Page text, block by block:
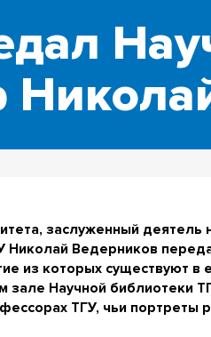
заслуженный
Ведерников
из которых существуют в
Научной библиотеки
ТГУ, чьи портреты